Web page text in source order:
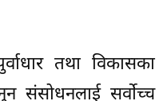
तथा विकासका
संसोधनलाई सर्वोच्च